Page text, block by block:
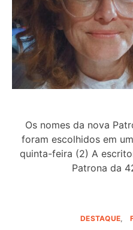
Os nomes da nova
foram escolhidos em
quinta-feira (2) A
Patrona da
DESTAQUE